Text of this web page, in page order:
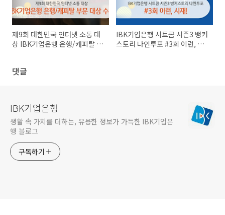
제9회 대한민국 인터넷 소통 대
상 IBK기업은행 은행/캐피탈 부
IBK기업은행 시트콤 시즌3 뱅커
스토리 나인투포 #3회 이런, 시
댓글
IBK기업은행
생활 속 가치를 더하는, 유용한 정보가 가득한 IBK기업은
행 블로그
구독하기